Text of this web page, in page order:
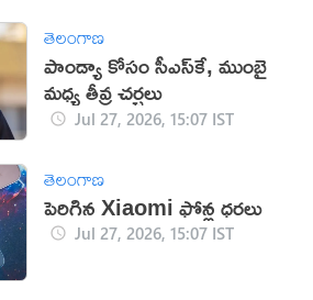
తెలంగాణ
పాండ్యా కోసం సీఎస్‌కే, ముంబై
మధ్య తీవ్ర చర్చలు
Jul 27, 2026, 15:07 IST
తెలంగాణ
పెరిగిన Xiaomi ఫోన్ల ధరలు
Jul 27, 2026, 15:07 IST